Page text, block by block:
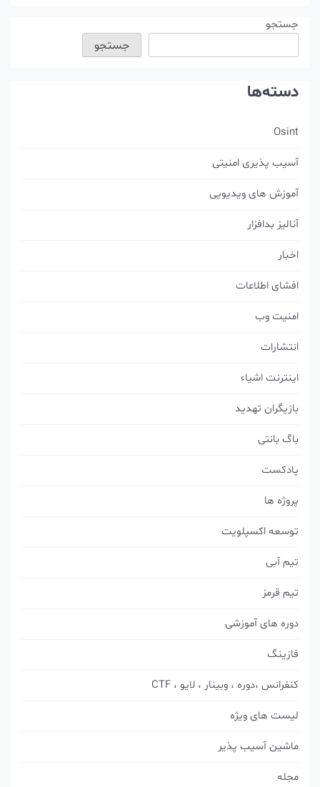
جستجو
جستجو
دسته‌ها
Osint
آسیب پذیری امنیتی
آموزش های ویدیویی
آنالیز بدافزار
افشای اطلاعات
امنیت وب
انتشارات
اینترنت اشیاء
بازیگران تهدید
باگ بانتی
پادکست
پروژه ها
توسعه اکسپلویت
تیم آبی
تیم قرمز
دوره های آموزشی
فازینگ
کنفرانس ،دوره ، وبینار ، لایو ، CTF
لیست های ویژه
ماشین آسیب پذیر